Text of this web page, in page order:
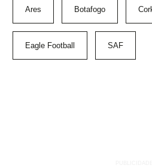
Ares Botafogo
Eagle Football SAF